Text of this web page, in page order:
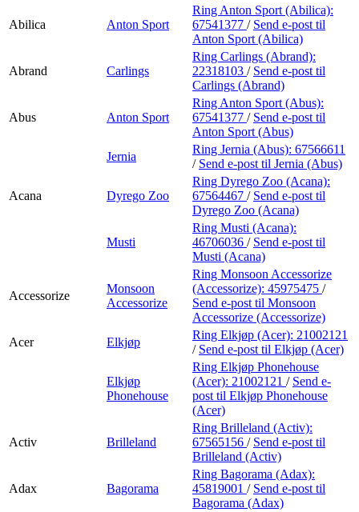
Abilica Anton Sport
Ring Anton Sport (Abilica):
67541377 / Send e-post til
Anton Sport (Abilica)
Abrand Carlings
Ring Carlings (Abrand):
22318103 / Send e-post til
Carlings (Abrand)
Abus Anton Sport
Ring Anton Sport (Abus):
67541377 / Send e-post til
Anton Sport (Abus)
Jernia
Ring Jernia (Abus): 67566611
/ Send e-post til Jernia (Abus)
Acana Dyrego Zoo
Ring Dyrego Zoo (Acana):
67564467 / Send e-post til
Dyrego Zoo (Acana)
Musti
Ring Musti (Acana):
46706036 / Send e-post til
Musti (Acana)
Accessorize
Monsoon
Accessorize
Ring Monsoon Accessorize
(Accessorize): 45975475 /
Send e-post til Monsoon
Accessorize (Accessorize)
Acer
Elkjøp
Ring Elkjøp (Acer): 21002121
/ Send e-post til Elkjøp (Acer)
Elkjøp
Phonehouse
Ring Elkjøp Phonehouse
(Acer): 21002121 / Send e-
post til Elkjøp Phonehouse
(Acer)
Activ Brilleland
Ring Brilleland (Activ):
67565156 / Send e-post til
Brilleland (Activ)
Adax Bagorama
Ring Bagorama (Adax):
45819001 / Send e-post til
Bagorama (Adax)